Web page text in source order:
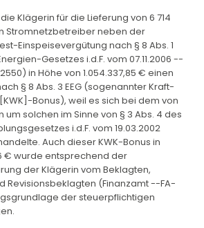
Klägerin für die Lieferung von 6 714
Stromnetzbetreiber neben der
Einspeisevergütung nach § 8 Abs. 1
Gesetzes i.d.F. vom 07.11.2006 --
in Höhe von 1.054.337,85 € einen
§ 8 Abs. 3 EEG (sogenannter Kraft-
Bonus), weil es sich bei dem von
um solchen im Sinne von § 3 Abs. 4 des
i.d.F. vom 19.03.2002
Auch dieser KWK-Bonus in
€ wurde entsprechend der
der Klägerin vom Beklagten,
Revisionsbeklagten (Finanzamt --FA-
der steuerpflichtigen